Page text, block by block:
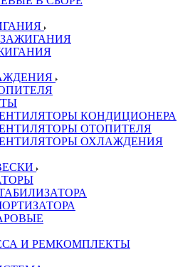
КОНДИЦИОНЕРА
ОТОПИТЕЛЯ
ОХЛАЖДЕНИЯ
И РЕМКОМПЛЕКТЫ